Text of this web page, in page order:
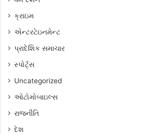
ક્રાઇમ
એન્ટરટેઇનમેન્ટ
પ્રાદેશિક સમાચાર
સ્પોર્ટ્સ
Uncategorized
ઓટોમોબાઇલ્સ
રાજનીતિ
દેશ